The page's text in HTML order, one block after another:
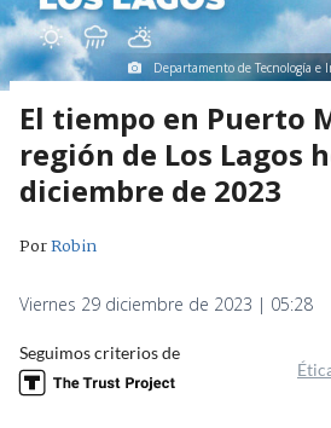
Departamento de Tecnología e
El tiempo en Puerto
región de Los Lagos
diciembre de 2023
PorRobin
Viernes 29 diciembre de 2023 | 05:28
Seguimos criterios de